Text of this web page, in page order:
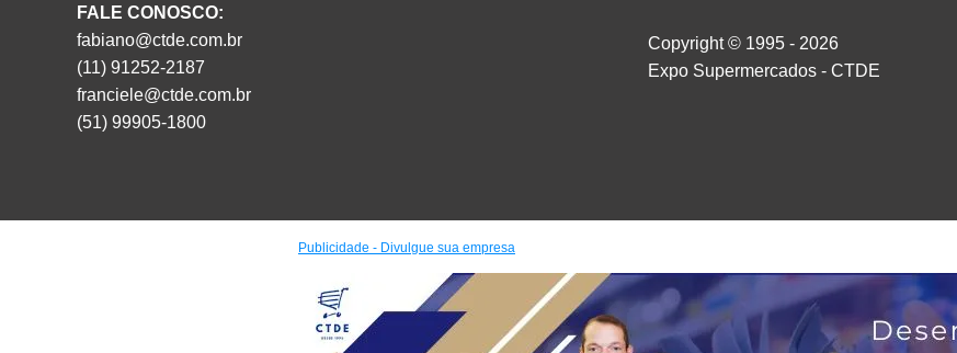
FALE CONOSCO:
fabiano@ctde.com.br
(11) 91252-2187
franciele@ctde.com.br
(51) 99905-1800
Copyright © 1995 - 2026
Expo Supermercados - CTDE
Publicidade - Divulgue sua empresa